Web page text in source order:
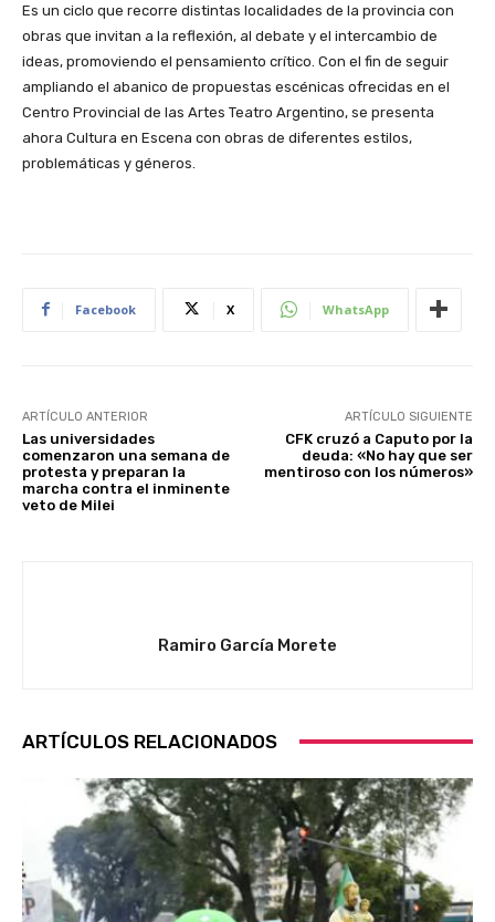
Es un ciclo que recorre distintas localidades de la provincia con
obras que invitan a la reflexión, al debate y el intercambio de
ideas, promoviendo el pensamiento crítico. Con el fin de seguir
ampliando el abanico de propuestas escénicas ofrecidas en el
Centro Provincial de las Artes Teatro Argentino, se presenta
ahora Cultura en Escena con obras de diferentes estilos,
problemáticas y géneros.
Facebook X WhatsApp
ARTÍCULO ANTERIOR
Las universidades
comenzaron una semana de
protesta y preparan la
marcha contra el inminente
veto de Milei
ARTÍCULO SIGUIENTE
CFK cruzó a Caputo por la
deuda: «No hay que ser
mentiroso con los números»
Ramiro García Morete
ARTÍCULOS RELACIONADOS